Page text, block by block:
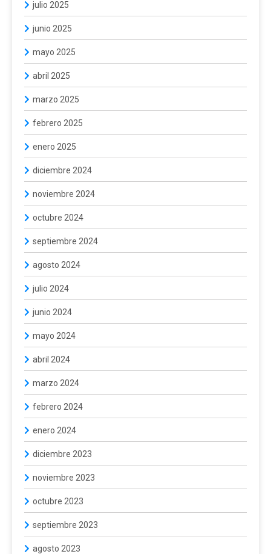
julio 2025
junio 2025
mayo 2025
abril 2025
marzo 2025
febrero 2025
enero 2025
diciembre 2024
noviembre 2024
octubre 2024
septiembre 2024
agosto 2024
julio 2024
junio 2024
mayo 2024
abril 2024
marzo 2024
febrero 2024
enero 2024
diciembre 2023
noviembre 2023
octubre 2023
septiembre 2023
agosto 2023